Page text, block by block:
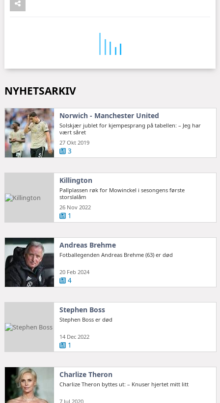
NYHETSARKIV
Norwich - Manchester United
Solskjær jublet for kjempesprang på tabellen: – Jeg har
vært såret
27 Okt 2019
3
Killington
Pallplassen røk for Mowinckel i sesongens første
storslalåm
26 Nov 2022
1
Andreas Brehme
Fotballegenden Andreas Brehme (63) er død
20 Feb 2024
4
Stephen Boss
Stephen Boss er død
14 Dec 2022
1
Charlize Theron
Charlize Theron byttes ut: – Knuser hjertet mitt litt
7 Jul 2020